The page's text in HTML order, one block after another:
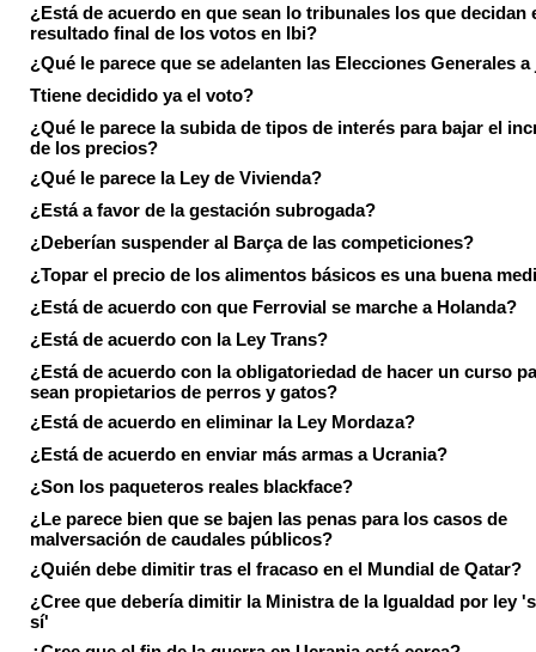
¿Está de acuerdo en que sean lo tribunales los que decidan
resultado final de los votos en Ibi?
¿Qué le parece que se adelanten las Elecciones Generales
Ttiene decidido ya el voto?
¿Qué le parece la subida de tipos de interés para bajar el
de los precios?
¿Qué le parece la Ley de Vivienda?
¿Está a favor de la gestación subrogada?
¿Deberían suspender al Barça de las competiciones?
¿Topar el precio de los alimentos básicos es una buena
¿Está de acuerdo con que Ferrovial se marche a Holanda?
¿Está de acuerdo con la Ley Trans?
¿Está de acuerdo con la obligatoriedad de hacer un curso
sean propietarios de perros y gatos?
¿Está de acuerdo en eliminar la Ley Mordaza?
¿Está de acuerdo en enviar más armas a Ucrania?
¿Son los paqueteros reales blackface?
¿Le parece bien que se bajen las penas para los casos de
malversación de caudales públicos?
¿Quién debe dimitir tras el fracaso en el Mundial de Qatar?
¿Cree que debería dimitir la Ministra de la Igualdad por ley
sí'